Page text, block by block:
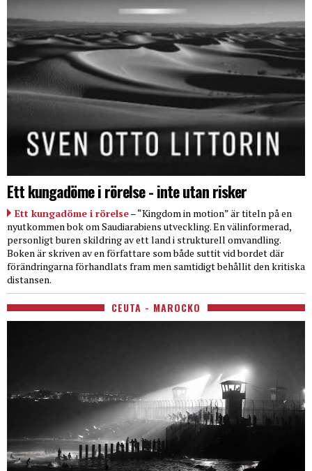
Ett kungadöme i rörelse - inte utan risker
Ett kungadöme i rörelse– “Kingdom in motion” är titeln på en
nyutkommen bok om Saudiarabiens utveckling. En välinformerad,
personligt buren skildring av ett land i strukturell omvandling.
Boken är skriven av en författare som både suttit vid bordet där
förändringarna förhandlats fram men samtidigt behållit den kritiska
distansen.
CEUTA - MAROCKO